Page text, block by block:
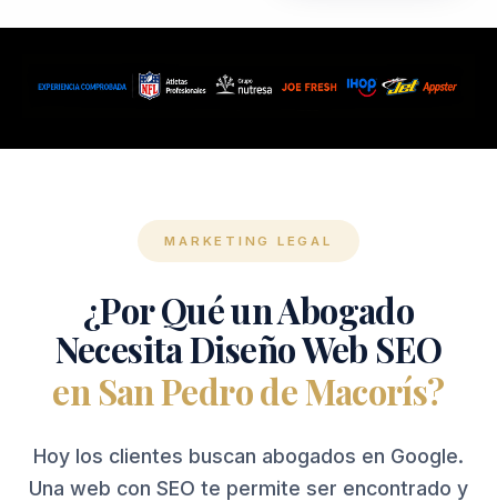
MARKETING LEGAL
¿Por Qué un Abogado
Necesita Diseño Web SEO
en San Pedro de Macorís?
Hoy los clientes buscan abogados en Google.
Una web con SEO te permite ser encontrado y